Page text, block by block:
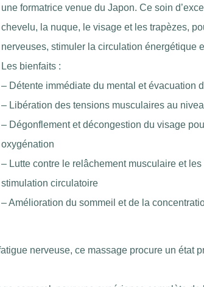
une formatrice venue du Japon. Ce soin
chevelu, la nuque, le visage et les trapèzes,
nerveuses, stimuler la circulation énergétique
Les bienfaits :
– Détente immédiate du mental et évacuation
– Libération des tensions musculaires au
– Dégonflement et décongestion du visage
oxygénation
– Lutte contre le relâchement musculaire et
stimulation circulatoire
– Amélioration du sommeil et de la
nerveuse, ce massage procure un état